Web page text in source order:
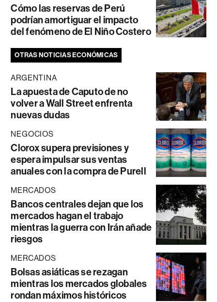
Cómo las reservas de Perú
podrían amortiguar el impacto
del fenómeno de El Niño Costero
OTRAS NOTICIAS ECONÓMICAS
ARGENTINA
La apuesta de Caputo de no
volver a Wall Street enfrenta
nuevas dudas
NEGOCIOS
Clorox supera previsiones y
espera impulsar sus ventas
anuales con la compra de Purell
MERCADOS
Bancos centrales dejan que los
mercados hagan el trabajo
mientras la guerra con Irán añade
riesgos
MERCADOS
Bolsas asiáticas se rezagan
mientras los mercados globales
rondan máximos históricos